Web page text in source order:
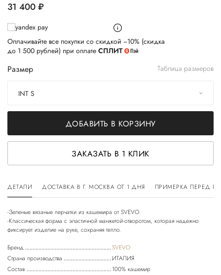
31 400руб.
Оплачивайте все покупки со скидкой −10% (скидка
до 1 500 рублей) при оплате СПЛИТ
Размер Таблица размеров
INT S
ДОБАВИТЬ В КОРЗИНУ
ЗАКАЗАТЬ В 1 КЛИК
ДЕТАЛИ ДОСТАВКА В Г. МОСКВА ОТ 1 ДНЯ ПРИМЕРКА ПЕРЕД
-Зеленые вязаные перчатки из кашемира от SVEVO.
-Классическая форма с эластичной манжетой-отворотом, которая надежно
Бренд
SVEVO
Страна производства
ИТАЛИЯ
Состав
100% кашемир